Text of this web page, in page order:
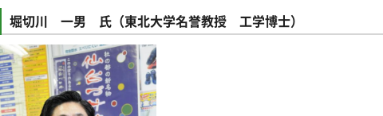
堀切川 一男 氏（東北大学名誉教授 工学博士）